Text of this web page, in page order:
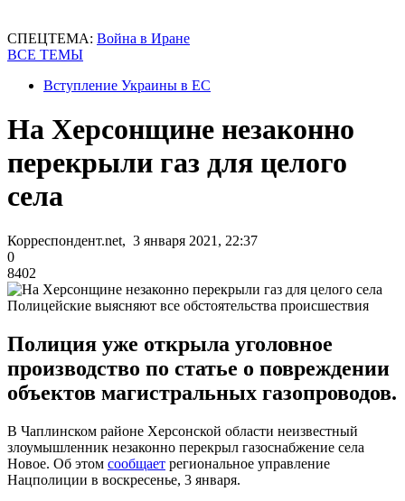
СПЕЦТЕМА: Война в Иране
ВСЕ ТЕМЫ
Вступление Украины в ЕС
На Херсонщине незаконно
перекрыли газ для целого
села
Корреспондент.net, 3 января 2021, 22:37
0
8402
Полицейские выясняют все обстоятельства происшествия
Полиция уже открыла уголовное
производство по статье о повреждении
объектов магистральных газопроводов.
В Чаплинском районе Херсонской области неизвестный
злоумышленник незаконно перекрыл газоснабжение села
Новое. Об этом сообщает региональное управление
Нацполиции в воскресенье, 3 января.